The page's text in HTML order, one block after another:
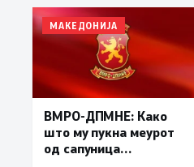
МАКЕДОНИЈА
ВМРО-ДПМНЕ: Како
што му пукна меурот
од сапуница